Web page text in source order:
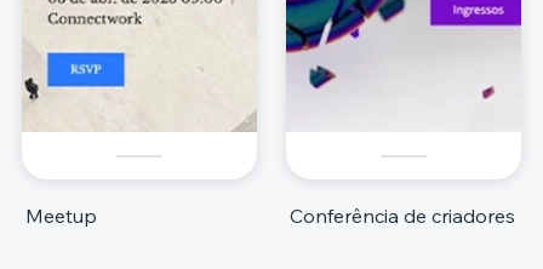
Meetup Conferência de criadores